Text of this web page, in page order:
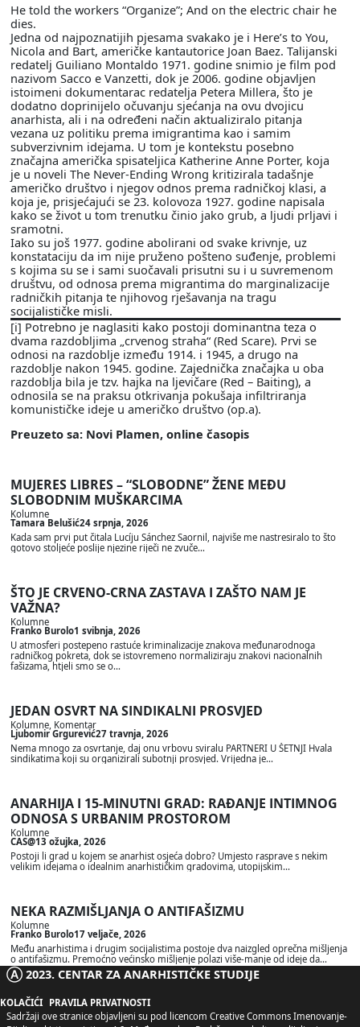
He told the workers “Organize”; And on the electric chair he
dies.
Jedna od najpoznatijih pjesama svakako je i Here’s to You,
Nicola and Bart, američke kantautorice Joan Baez. Talijanski
redatelj Guiliano Montaldo 1971. godine snimio je film pod
nazivom Sacco e Vanzetti, dok je 2006. godine objavljen
istoimeni dokumentarac redatelja Petera Millera, što je
dodatno doprinijelo očuvanju sjećanja na ovu dvojicu
anarhista, ali i na određeni način aktualiziralo pitanja
vezana uz politiku prema imigrantima kao i samim
subverzivnim idejama. U tom je kontekstu posebno
značajna američka spisateljica Katherine Anne Porter, koja
je u noveli The Never-Ending Wrong kritizirala tadašnje
američko društvo i njegov odnos prema radničkoj klasi, a
koja je, prisjećajući se 23. kolovoza 1927. godine napisala
kako se život u tom trenutku činio jako grub, a ljudi prljavi i
sramotni.
Iako su još 1977. godine abolirani od svake krivnje, uz
konstataciju da im nije pruženo pošteno suđenje, problemi
s kojima su se i sami suočavali prisutni su i u suvremenom
društvu, od odnosa prema migrantima do marginalizacije
radničkih pitanja te njihovog rješavanja na tragu
socijalističke misli.
[i] Potrebno je naglasiti kako postoji dominantna teza o
dvama razdobljima „crvenog straha“ (Red Scare). Prvi se
odnosi na razdoblje između 1914. i 1945, a drugo na
razdoblje nakon 1945. godine. Zajednička značajka u oba
razdoblja bila je tzv. hajka na ljevičare (Red – Baiting), a
odnosila se na praksu otkrivanja pokušaja infiltriranja
komunističke ideje u američko društvo (op.a).
Preuzeto sa: Novi Plamen, online časopis
MUJERES LIBRES – “SLOBODNE” ŽENE MEĐU
SLOBODNIM MUŠKARCIMA
Kolumne
Tamara Belušić24 srpnja, 2026
Kada sam prvi put čitala Lucíju Sánchez Saornil, najviše me nastresiralo to što
gotovo stoljeće poslije njezine riječi ne zvuče…
ŠTO JE CRVENO-CRNA ZASTAVA I ZAŠTO NAM JE
VAŽNA?
Kolumne
Franko Burolo1 svibnja, 2026
U atmosferi postepeno rastuće kriminalizacije znakova međunarodnoga
radničkog pokreta, dok se istovremeno normaliziraju znakovi nacionalnih
fašizama, htjeli smo se o…
JEDAN OSVRT NA SINDIKALNI PROSVJED
Kolumne, Komentar
Ljubomir Grgurević27 travnja, 2026
Nema mnogo za osvrtanje, daj onu vrbovu sviralu PARTNERI U ŠETNJI Hvala
sindikatima koji su organizirali subotnji prosvjed. Vrijedna je…
ANARHIJA I 15-MINUTNI GRAD: RAĐANJE INTIMNOG
ODNOSA S URBANIM PROSTOROM
Kolumne
CAS@13 ožujka, 2026
Postoji li grad u kojem se anarhist osjeća dobro? Umjesto rasprave s nekim
velikim idejama o idealnim anarhističkim gradovima, utopijskim…
NEKA RAZMIŠLJANJA O ANTIFAŠIZMU
Kolumne
Franko Burolo17 veljače, 2026
Među anarhistima i drugim socijalistima postoje dva naizgled oprečna mišljenja
o antifašizmu. Premoćno većinsko mišljenje polazi više-manje od ideje da…
Ⓐ 2023. CENTAR ZA ANARHISTIČKE STUDIJE
KOLAČIĆI PRAVILA PRIVATNOSTI
Sadržaji ove stranice objavljeni su pod licencom Creative Commons Imenovanje-